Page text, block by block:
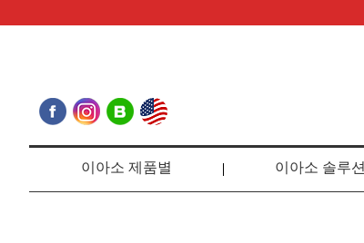
이아소 제품별 이아소 솔루션